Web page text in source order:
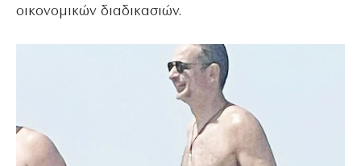
οικονομικών διαδικασιών.